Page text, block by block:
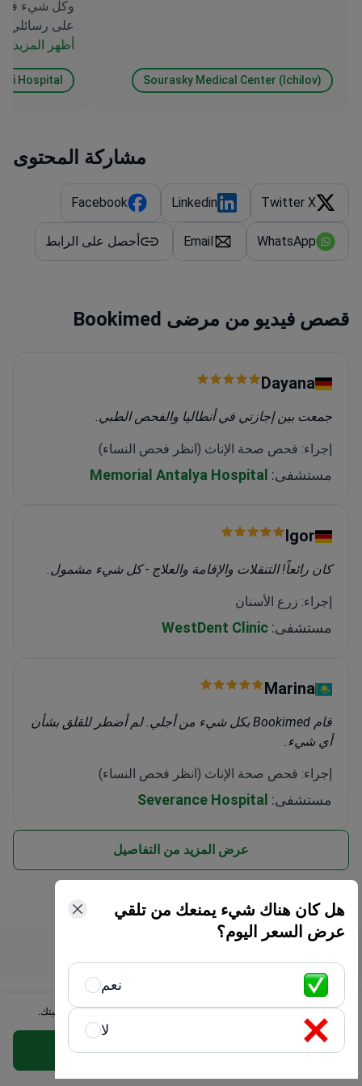
احصل على أفضل خيار لـ أمراض المناعة والحساسية الذي يناسب ميزانيتك.
احصل على عرض مجاني مخصص
Sourasky Medical Center (Ichilov)
وكل شيء في
على رسائلي.
أظهر المزيد
Hospital
مشاركة المحتوى
Twitter X
Linkedin
Facebook
WhatsApp
Email أحصل على الرابط
قصص فيديو من مرضى Bookimed
Dayana
جمعت بين إجازتي في أنطاليا والفحص الطبي.
إجراء: فحص صحة الإناث (انظر فحص النساء)
مستشفى: Memorial Antalya Hospital
Igor
كان رائعاً! التنقلات والإقامة والعلاج - كل شيء مشمول.
إجراء: زرع الأسنان
مستشفى: WestDent Clinic
Marina
قام Bookimed بكل شيء من أجلي. لم أضطر للقلق بشأن
أي شيء.
إجراء: فحص صحة الإناث (انظر فحص النساء)
مستشفى: Severance Hospital
عرض المزيد من التفاصيل
تأليف
هل كان هناك شيء يمنعك من تلقي
عرض السعر اليوم؟
نعم
لا